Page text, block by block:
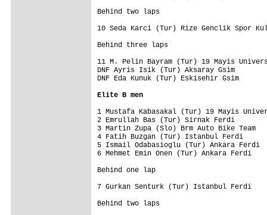
Behind two laps
10 Seda Karci (Tur) Rize
Behind three laps
11 M. Pelin Bayram (Tur) 19
DNF Ayris Isik (Tur)
DNF Eda Kunuk (Tur)
Elite B men
1 Mustafa Kabasakal (Tur) 19 Mayis
2 Emrullah Bas (Tur) Sirnak Ferdi
3 Martin Zupa (Slo) Brm Auto Bike
4 Fatih Buzgan (Tur) Istanbul
5 Ismail Odabasioglu (Tur) Ankara
6 Mehmet Emin Onen (Tur) Ankara
Behind one lap
7 Gurkan Senturk (Tur)
Behind two laps